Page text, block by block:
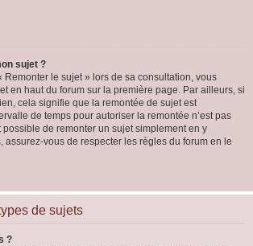
sujet ?
Remonter le sujet » lors de sa consultation, vous
en haut du forum sur la première page. Par ailleurs, si
cela signifie que la remontée de sujet est
de temps pour autoriser la remontée n’est pas
possible de remonter un sujet simplement en y
assurez-vous de respecter les règles du forum en le
de sujets
?